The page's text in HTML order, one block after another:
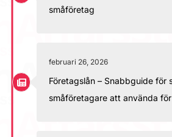
småföretag
februari 26, 2026
Företagslån – Snabbguide för
småföretagare att använda